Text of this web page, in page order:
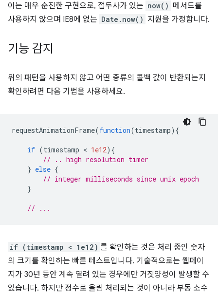
이는 매우 순진한 구현으로, 접두사가 있는 now() 메서드를
사용하지 않으며 IE8에 없는 Date.now() 지원을 가정합니다.
기능 감지
위의 패턴을 사용하지 않고 어떤 종류의 콜백 값이 반환되는지
확인하려면 다음 기법을 사용하세요.
requestAnimationFrame(function(timestamp){
if (timestamp < 1e12){
// .. high resolution timer
} else {
// integer milliseconds since unix epoch
}
// ...
if (timestamp < 1e12) 를 확인하는 것은 처리 중인 숫자
의 크기를 확인하는 빠른 테스트입니다. 기술적으로는 웹페이
지가 30년 동안 계속 열려 있는 경우에만 거짓양성이 발생할 수
있습니다. 하지만 정수로 올림 처리되는 것이 아니라 부동 소수